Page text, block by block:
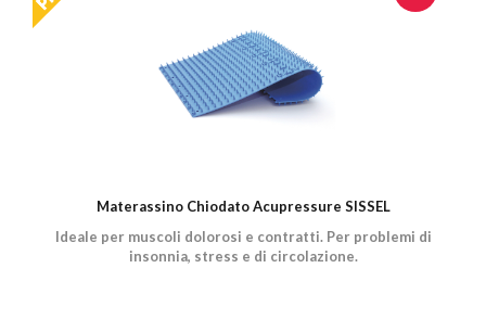
Materassino Chiodato Acupressure SISSEL
Ideale per muscoli dolorosi e contratti. Per problemi di
insonnia, stress e di circolazione.